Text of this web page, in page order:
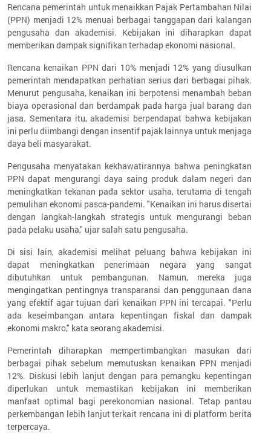
Rencana pemerintah untuk menaikkan Pajak Pertambahan Nilai
(PPN) menjadi 12% menuai berbagai tanggapan dari kalangan
pengusaha dan akademisi. Kebijakan ini diharapkan dapat
memberikan dampak signifikan terhadap ekonomi nasional.
Rencana kenaikan PPN dari 10% menjadi 12% yang diusulkan
pemerintah mendapatkan perhatian serius dari berbagai pihak.
Menurut pengusaha, kenaikan ini berpotensi menambah beban
biaya operasional dan berdampak pada harga jual barang dan
jasa. Sementara itu, akademisi berpendapat bahwa kebijakan
ini perlu diimbangi dengan insentif pajak lainnya untuk menjaga
daya beli masyarakat.
Pengusaha menyatakan kekhawatirannya bahwa peningkatan
PPN dapat mengurangi daya saing produk dalam negeri dan
meningkatkan tekanan pada sektor usaha, terutama di tengah
pemulihan ekonomi pasca-pandemi. "Kenaikan ini harus disertai
dengan langkah-langkah strategis untuk mengurangi beban
pada pelaku usaha," ujar salah satu pengusaha.
Di sisi lain, akademisi melihat peluang bahwa kebijakan ini
dapat meningkatkan penerimaan negara yang sangat
dibutuhkan untuk pembangunan. Namun, mereka juga
mengingatkan pentingnya transparansi dan penggunaan dana
yang efektif agar tujuan dari kenaikan PPN ini tercapai. "Perlu
ada keseimbangan antara kepentingan fiskal dan dampak
ekonomi makro," kata seorang akademisi.
Pemerintah diharapkan mempertimbangkan masukan dari
berbagai pihak sebelum memutuskan kenaikan PPN menjadi
12%. Diskusi lebih lanjut dengan para pemangku kepentingan
diperlukan untuk memastikan kebijakan ini memberikan
manfaat optimal bagi perekonomian nasional. Tetap pantau
perkembangan lebih lanjut terkait rencana ini di platform berita
terpercaya.